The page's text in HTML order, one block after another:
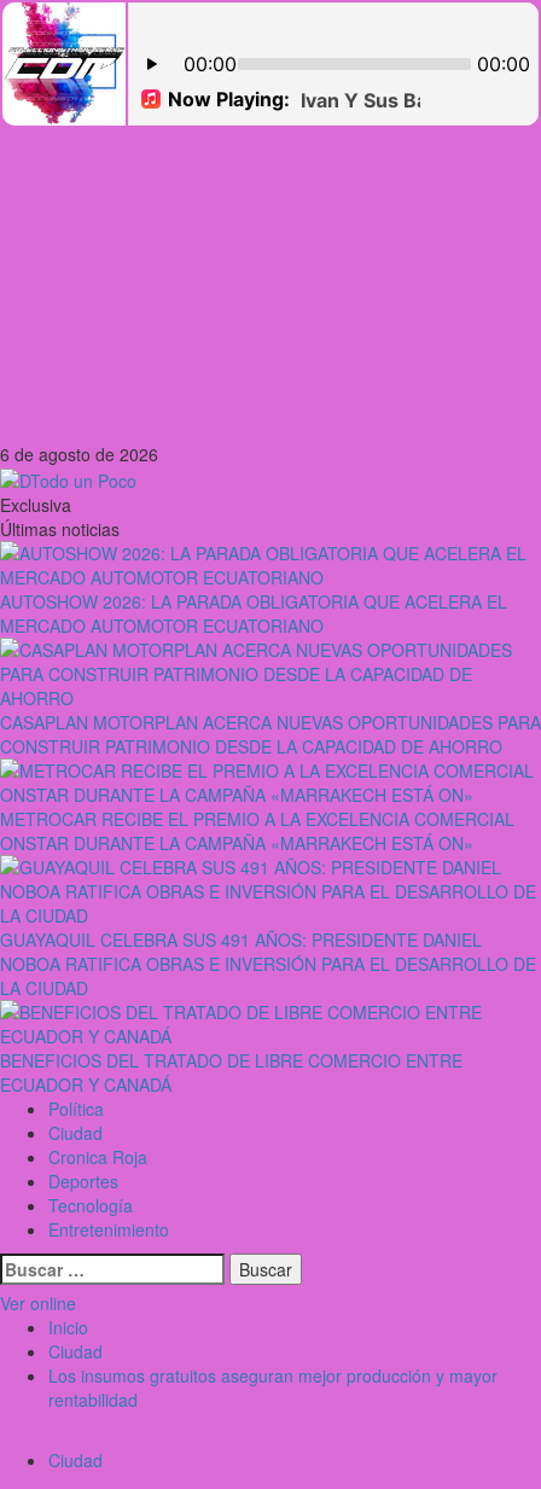
Saltar
al
contenido
6 de agosto de 2026
Exclusiva
Últimas noticias
AUTOSHOW 2026: LA PARADA OBLIGATORIA QUE ACELERA EL
MERCADO AUTOMOTOR ECUATORIANO
CASAPLAN MOTORPLAN ACERCA NUEVAS OPORTUNIDADES PARA
CONSTRUIR PATRIMONIO DESDE LA CAPACIDAD DE AHORRO
METROCAR RECIBE EL PREMIO A LA EXCELENCIA COMERCIAL
ONSTAR DURANTE LA CAMPAÑA «MARRAKECH ESTÁ ON»
GUAYAQUIL CELEBRA SUS 491 AÑOS: PRESIDENTE DANIEL
NOBOA RATIFICA OBRAS E INVERSIÓN PARA EL DESARROLLO DE
LA CIUDAD
BENEFICIOS DEL TRATADO DE LIBRE COMERCIO ENTRE
ECUADOR Y CANADÁ
Menú
principal
Política
Ciudad
Cronica Roja
Deportes
Tecnología
Entretenimiento
Buscar:
Ver online
Inicio
Ciudad
Los insumos gratuitos aseguran mejor producción y mayor
rentabilidad
Ciudad